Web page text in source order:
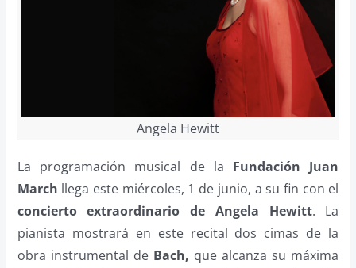
Angela Hewitt
La programación musical de la Fundación Juan
March llega este miércoles, 1 de junio, a su fin con el
concierto extraordinario de Angela Hewitt. La
pianista mostrará en este recital dos cimas de la
obra instrumental de Bach, que alcanza su máxima